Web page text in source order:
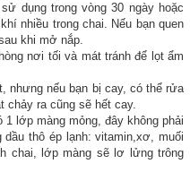
dụng trong vòng 30 ngày hoặc
nhiều trong chai. Nếu bạn quen
khi mở nắp.
nơi tối và mát tránh để lọt ẩm
nhưng nếu bạn bị cay, có thể rửa
ra cũng sẽ hết cay.
lớp màng mỏng, đây không phải
thô ép lạnh: vitamin,xơ, muối
chai, lớp màng sẽ lơ lửng trông